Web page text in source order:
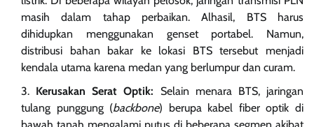
masih dalam tahap perbaikan. Alhasil, BTS harus
dihidupkan menggunakan genset portabel. Namun,
distribusi bahan bakar ke lokasi BTS tersebut menjadi
kendala utama karena medan yang berlumpur dan curam.
Kerusakan Serat Optik: Selain menara BTS, jaringan
tulang punggung (backbone) berupa kabel fiber optik di